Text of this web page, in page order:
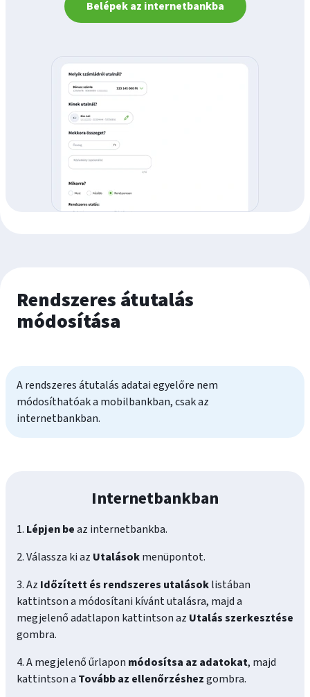
Belépek az internetbankba
Rendszeres átutalás
módosítása
A rendszeres átutalás adatai egyelőre nem
módosíthatóak a mobilbankban, csak az
internetbankban.
Internetbankban
1. Lépjen beaz internetbankba.
2. Válassza ki az Utalásokmenüpontot.
3. Az Időzített és rendszeres utalásoklistában
kattintson a módosítani kívánt utalásra, majd a
megjelenő adatlapon kattintson az Utalás szerkesztése
gombra.
4. A megjelenő űrlapon módosítsa az adatokat, majd
kattintson a Tovább az ellenőrzéshezgombra.